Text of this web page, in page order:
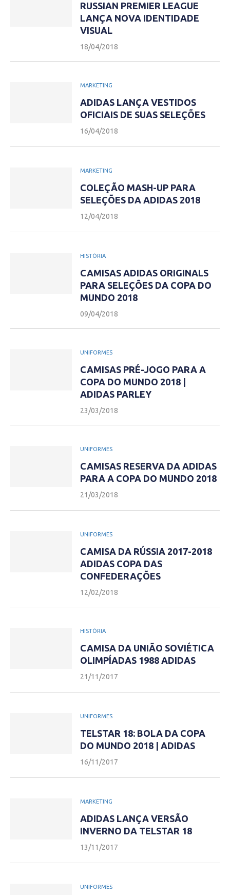
RUSSIAN PREMIER LEAGUE
LANÇA NOVA IDENTIDADE
VISUAL
18/04/2018
MARKETING
ADIDAS LANÇA VESTIDOS
OFICIAIS DE SUAS SELEÇÕES
16/04/2018
MARKETING
COLEÇÃO MASH-UP PARA
SELEÇÕES DA ADIDAS 2018
12/04/2018
HISTÓRIA
CAMISAS ADIDAS ORIGINALS
PARA SELEÇÕES DA COPA DO
MUNDO 2018
09/04/2018
UNIFORMES
CAMISAS PRÉ-JOGO PARA A
COPA DO MUNDO 2018 |
ADIDAS PARLEY
23/03/2018
UNIFORMES
CAMISAS RESERVA DA ADIDAS
PARA A COPA DO MUNDO 2018
21/03/2018
UNIFORMES
CAMISA DA RÚSSIA 2017-2018
ADIDAS COPA DAS
CONFEDERAÇÕES
12/02/2018
HISTÓRIA
CAMISA DA UNIÃO SOVIÉTICA
OLIMPÍADAS 1988 ADIDAS
21/11/2017
UNIFORMES
TELSTAR 18: BOLA DA COPA
DO MUNDO 2018 | ADIDAS
16/11/2017
MARKETING
ADIDAS LANÇA VERSÃO
INVERNO DA TELSTAR 18
13/11/2017
UNIFORMES